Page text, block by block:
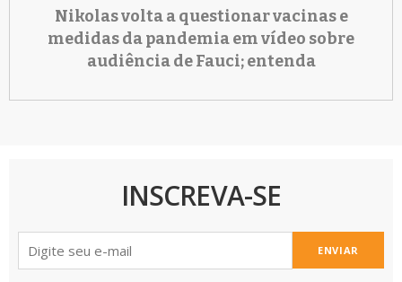
Nikolas volta a questionar vacinas e
medidas da pandemia em vídeo sobre
audiência de Fauci; entenda
INSCREVA-SE
ENVIAR